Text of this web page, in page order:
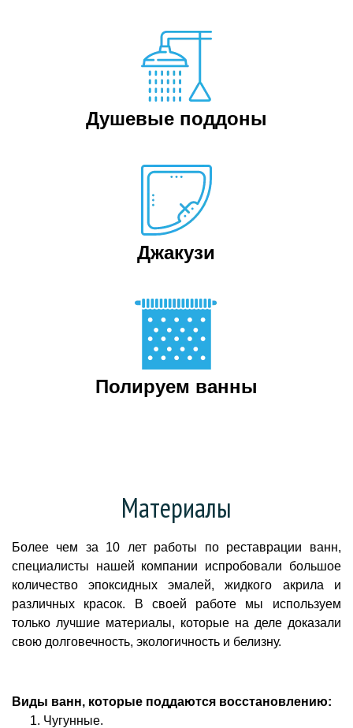
Душевые поддоны
Джакузи
Полируем ванны
Материалы
Более чем за 10 лет работы по реставрации ванн,
специалисты нашей компании испробовали большое
количество эпоксидных эмалей, жидкого акрила и
различных красок. В своей работе мы используем
только лучшие материалы, которые на деле доказали
свою долговечность, экологичность и белизну.
Виды ванн, которые поддаются восстановлению:
Чугунные.